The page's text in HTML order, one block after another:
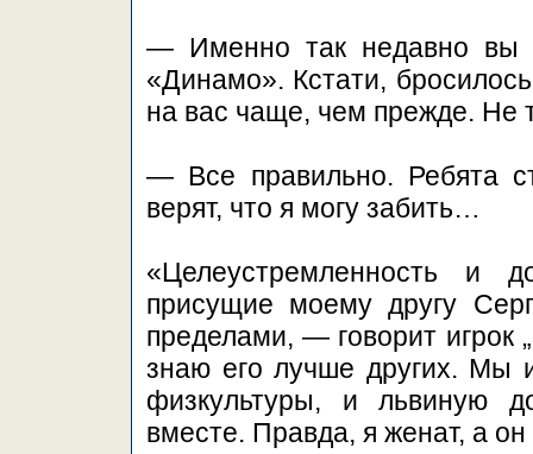
— Именно так недавно вы
«Динамо». Кстати,
на вас чаще, чем прежде. Не
— Все правильно. Ребята
верят, что я могу забить…
«Целеустремленность и
присущие моему другу
пределами, — говорит игрок
знаю его лучше других. Мы
физкультуры, и львиную
вместе. Правда, я женат, а